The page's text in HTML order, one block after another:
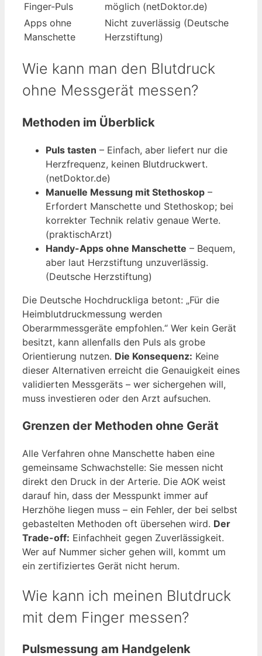
Finger-Puls
möglich (netDoktor.de)
Apps ohne
Manschette
Nicht zuverlässig (Deutsche
Herzstiftung)
Wie kann man den Blutdruck
ohne Messgerät messen?
Methoden im Überblick
Puls tasten – Einfach, aber liefert nur die
Herzfrequenz, keinen Blutdruckwert.
(netDoktor.de)
Manuelle Messung mit Stethoskop –
Erfordert Manschette und Stethoskop; bei
korrekter Technik relativ genaue Werte.
(praktischArzt)
Handy-Apps ohne Manschette – Bequem,
aber laut Herzstiftung unzuverlässig.
(Deutsche Herzstiftung)
Die Deutsche Hochdruckliga betont: „Für die
Heimblutdruckmessung werden
Oberarmmessgeräte empfohlen.“ Wer kein Gerät
besitzt, kann allenfalls den Puls als grobe
Orientierung nutzen. Die Konsequenz: Keine
dieser Alternativen erreicht die Genauigkeit eines
validierten Messgeräts – wer sichergehen will,
muss investieren oder den Arzt aufsuchen.
Grenzen der Methoden ohne Gerät
Alle Verfahren ohne Manschette haben eine
gemeinsame Schwachstelle: Sie messen nicht
direkt den Druck in der Arterie. Die AOK weist
darauf hin, dass der Messpunkt immer auf
Herzhöhe liegen muss – ein Fehler, der bei selbst
gebastelten Methoden oft übersehen wird. Der
Trade-off: Einfachheit gegen Zuverlässigkeit.
Wer auf Nummer sicher gehen will, kommt um
ein zertifiziertes Gerät nicht herum.
Wie kann ich meinen Blutdruck
mit dem Finger messen?
Pulsmessung am Handgelenk